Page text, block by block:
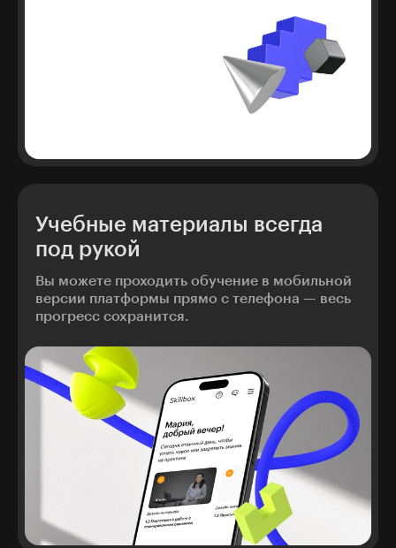
Учебные материалы всегда
под рукой
Вы можете проходить обучение в мобильной
версии платформы прямо с телефона — весь
прогресс сохранится.